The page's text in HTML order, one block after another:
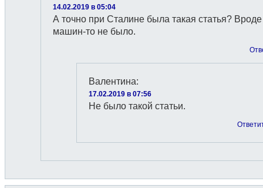
14.02.2019 в 05:04
А точно при Сталине была такая статья?
машин-то не было.
Валентина:
17.02.2019 в 07:56
Не было такой статьи.